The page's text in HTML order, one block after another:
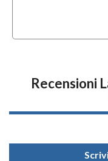
Recensioni